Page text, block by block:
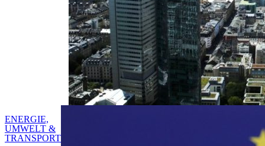
ENERGIE,
UMWELT &
TRANSPORT